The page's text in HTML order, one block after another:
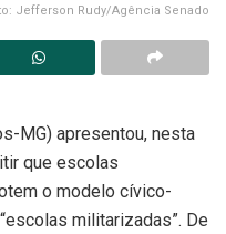
Jefferson Rudy/Agência Senado
MG) apresentou, nesta
que escolas
o modelo cívico-
militarizadas”. De